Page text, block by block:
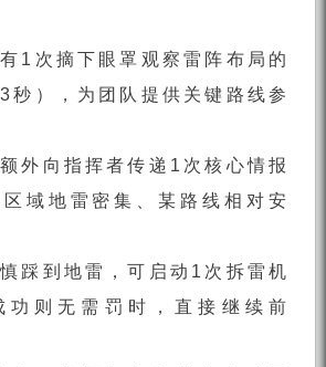
1次摘下眼罩观察雷阵布局的
秒），为团队提供关键路线参
外向指挥者传递1次核心情报
区域地雷密集、某路线相对安
踩到地雷，可启动1次拆雷机
功则无需罚时，直接继续前